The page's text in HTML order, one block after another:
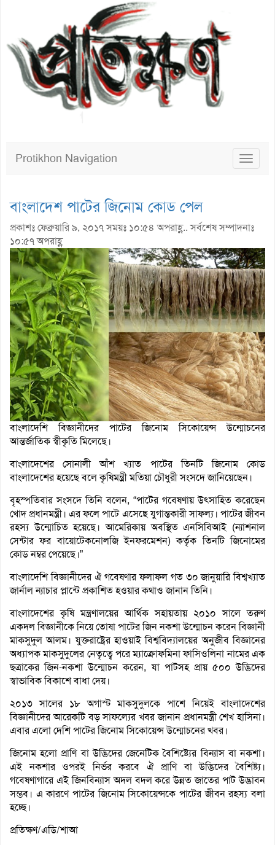
Toggle
Protikhon Navigation
বাংলাদেশ পাটের জিনোম কোড পেল
প্রকাশঃ ফেব্রুয়ারি ৯, ২০১৭ সময়ঃ ১০:৫৪ অপরাহ্ণ.. সর্বশেষ সম্পাদনাঃ
১০:৫৭ অপরাহ্ণ
বাংলাদেশি বিজ্ঞানীদের পাটের জিনোম সিকোয়েন্স উন্মোচনের
আন্তর্জাতিক স্বীকৃতি মিলেছে।
বাংলাদেশের সোনালী আঁশ খ‌্যাত পাটের তিনটি জিনোম কোড
বাংলাদেশের হয়েছে বলে কৃষিমন্ত্রী মতিয়া চৌধুরী সংসদে জানিয়েছেন।
বৃহস্পতিবার সংসদে তিনি বলেন, “পাটের গবেষণায় উৎসাহিত করেছেন
খোদ প্রধানমন্ত্রী। এর ফলে পাটে এসেছে যুগান্তকারী সাফল্য। পাটের জীবন
রহস্য উন্মোচিত হয়েছে। আমেরিকায় অবস্থিত এনসিবিআই (ন্যাশনাল
সেন্টার ফর বায়োটেকনোলজি ইনফরমেশন) কর্তৃক তিনটি জিনোমের
কোড নম্বর পেয়েছে।”
বাংলাদেশি বিজ্ঞানীদের ঐ গবেষণার ফলাফল গত ৩০ জানুয়ারি বিশ্বখ্যাত
জার্নাল ন্যাচার প্লান্টে প্রকাশিত হওয়ার কথাও জানান তিনি।
বাংলাদেশের কৃষি মন্ত্রণালয়ের আর্থিক সহায়তায় ২০১০ সালে তরুণ
একদল বিজ্ঞানীকে নিয়ে তোষা পাটের জিন নকশা উন্মোচন করেন বিজ্ঞানী
মাকসুদুল আলম। যুক্তরাষ্ট্রের হাওয়াই বিশ্ববিদ্যালয়ের অনুজীব বিজ্ঞানের
অধ্যাপক মাকসুদুলের নেতৃত্বে পরে ম্যাক্রোফমিনা ফাসিওলিনা নামের এক
ছত্রাকের জিন-নকশা উন্মোচন করেন, যা পাটসহ প্রায় ৫০০ উদ্ভিদের
স্বাভাবিক বিকাশে বাধা দেয়।
২০১৩ সালের ১৮ অগাস্ট মাকসুদুলকে পাশে নিয়েই বাংলাদেশের
বিজ্ঞানীদের আরেকটি বড় সাফল্যের খবর জানান প্রধানমন্ত্রী শেখ হাসিনা।
এবার এলো দেশি পাটের জিনোম সিকোয়েন্স উন্মোচনের খবর।
জিনোম হলো প্রাণি বা উদ্ভিদের জেনেটিক বৈশিষ্ট্যের বিন্যাস বা নকশা।
এই নকশার ওপরই নির্ভর করবে ঐ প্রাণি বা উদ্ভিদের বৈশিষ্ট‌্য।
গবেষণাগারে এই জিনবিন্যাস অদল বদল করে উন্নত জাতের পাট উদ্ভাবন
সম্ভব। এ কারণে পাটের জিনোম সিকোয়েন্সকে পাটের জীবন রহস্য বলা
হচ্ছে।
প্রতিক্ষণ/এডি/শাআ